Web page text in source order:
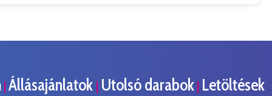
| Állásajánlatok | Utolsó darabok | Letöltések